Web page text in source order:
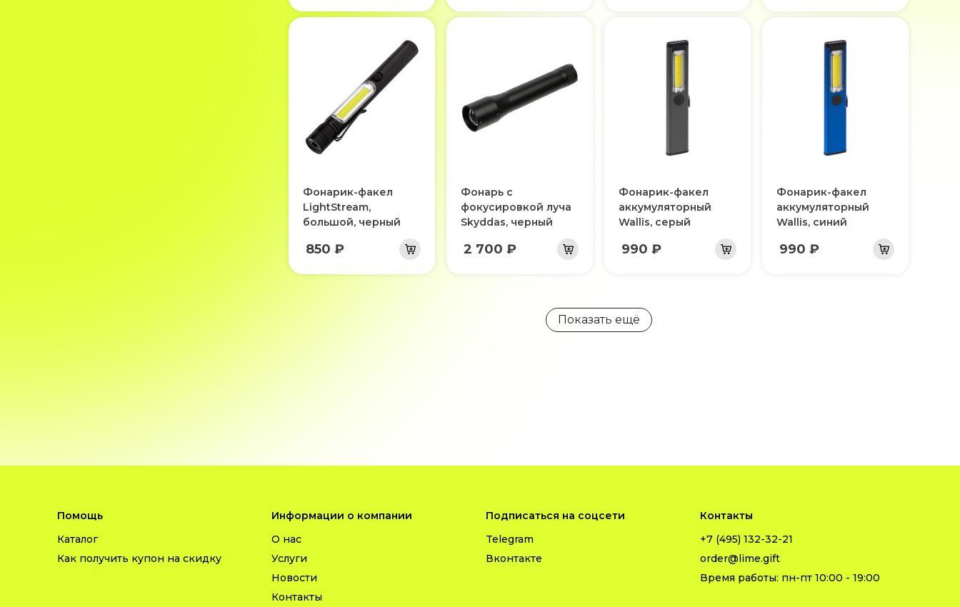
Фонарик-факел
LightStream,
большой, черный
850 ₽
Фонарь с
фокусировкой луча
Skyddas, черный
2 700 ₽
Фонарик-факел
аккумуляторный
Wallis, серый
990 ₽
Фонарик-факел
аккумуляторный
Wallis, синий
990 ₽
Показать ещё
Помощь
Каталог
Как получить купон на скидку
Информации о компании
О нас
Услуги
Новости
Контакты
Подписаться на соцсети
Telegram
Вконтакте
Контакты
+7 (495) 132-32-21
order@lime.gift
Время работы: пн-пт 10:00 - 19:00